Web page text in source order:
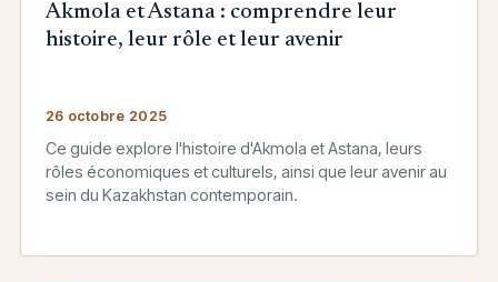
Akmola et Astana : comprendre leur
histoire, leur rôle et leur avenir
26 octobre 2025
Ce guide explore l'histoire d'Akmola et Astana, leurs
rôles économiques et culturels, ainsi que leur avenir au
sein du Kazakhstan contemporain.